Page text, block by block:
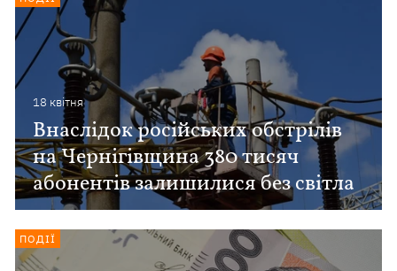
18 квiтня
Внаслідок російських обстрілів
на Чернігівщина 380 тисяч
абонентів залишилися без світла
ПОДІЇ